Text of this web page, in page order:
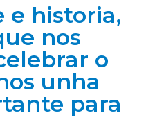
e historia,
nos
o
unha
para